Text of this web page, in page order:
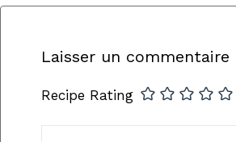
Laisser un commentaire
Recipe Rating